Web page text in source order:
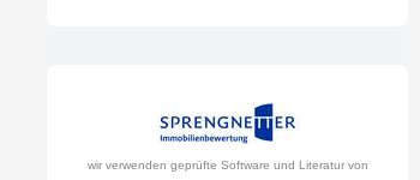
wir verwenden geprüfte Software und Literatur von